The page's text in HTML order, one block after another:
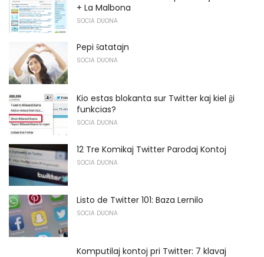
+ La Malbona
SOCIA DUONA
Pepi ŝatatajn
SOCIA DUONA
Kio estas blokanta sur Twitter kaj kiel ĝi
funkcias?
SOCIA DUONA
12 Tre Komikaj Twitter Parodaj Kontoj
SOCIA DUONA
Listo de Twitter 101: Baza Lernilo
SOCIA DUONA
Komputilaj kontoj pri Twitter: 7 klavaj